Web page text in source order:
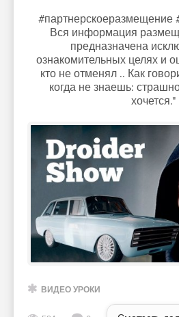
#партнерскоеразмещение
Вся информация
предназначена
ознакомительных целях и
кто не отменял .. Как
когда не знаешь:
хочется."
ВИДЕО УРОКИ